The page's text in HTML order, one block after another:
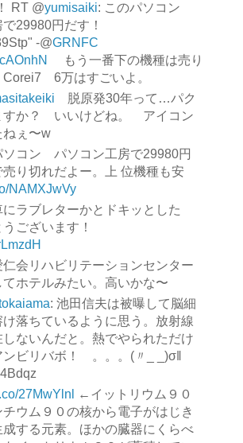
RT @yumisaiki: このパソコン
29980円だす！
-@GRNFC
もう一番下の機種は売り
Corei7 6万はすごいよ。
脱原発30年って…パク
すか？ いいけどね。 アイコン
ねぇ〜w
ソコン パソコン工房で29980円
り切れだよー。上 位機種も安
NAMXJwVy
にラブレターかとドキッとした
ございます！
仁会リハビリテーションセンター
ホテルみたい。高いかな〜
: 池田信夫は被曝して脳細
け落ちているように思う。放射線
ないんだと。熱でやられただけ
ンビリバボ！ 。。。(〃_ _)σ‖
27MwYlnl
←イットリウム９０
ウム９０の核から電子がはじき
する元素。ほかの臓器にくらべ